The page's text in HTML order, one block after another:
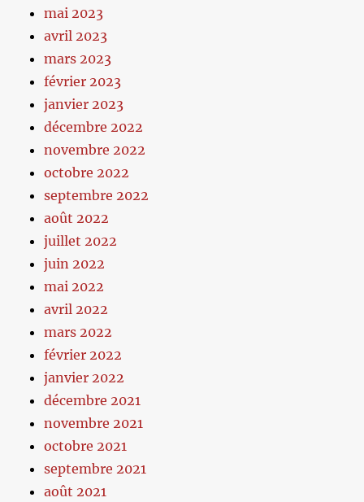
mai 2023
avril 2023
mars 2023
février 2023
janvier 2023
décembre 2022
novembre 2022
octobre 2022
septembre 2022
août 2022
juillet 2022
juin 2022
mai 2022
avril 2022
mars 2022
février 2022
janvier 2022
décembre 2021
novembre 2021
octobre 2021
septembre 2021
août 2021